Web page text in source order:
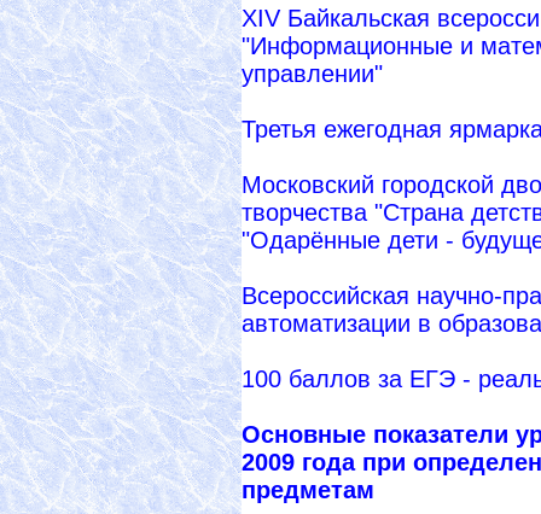
XIV Байкальская
"Информационные и
управлении"
Третья ежегодная
Московский городской
творчества "Страна
"Одарённые дети -
Всероссийская научно-
автоматизации в
100 баллов за ЕГЭ -
Основные показатели
2009 года при
предметам